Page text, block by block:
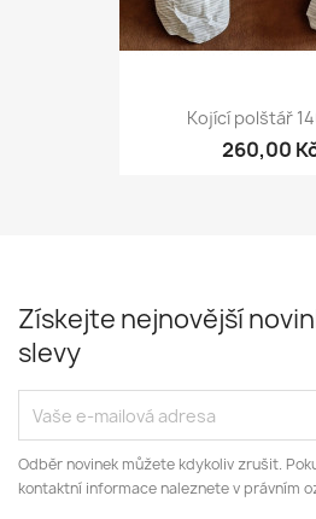
Kojící polštář
260,00
Získejte nejnovější
slevy
Odběr novinek můžete kdykoliv zrušit.
kontaktní informace naleznete v právním